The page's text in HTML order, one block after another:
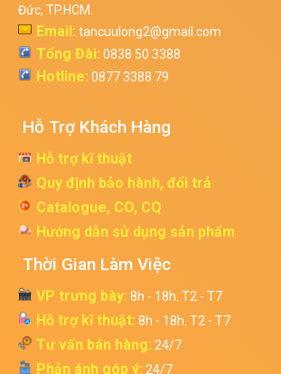
Đức, TP.HCM.
Email: tancuulong2@gmail.com
Tổng Đài: 0838 50 3388
Hotline: 0877 3388 79
Hỗ Trợ Khách Hàng
Hỗ trợ kĩ thuật
Quy định bảo hành, đổi trả
Catalogue, CO, CQ
Hướng dẫn sử dụng sản phẩm
Thời Gian Làm Việc
VP trưng bày: 8h - 18h. T2 - T7
Hỗ trợ kĩ thuật: 8h - 18h. T2 - T7
Tư vấn bán hàng: 24/7
Phản ánh góp ý: 24/7